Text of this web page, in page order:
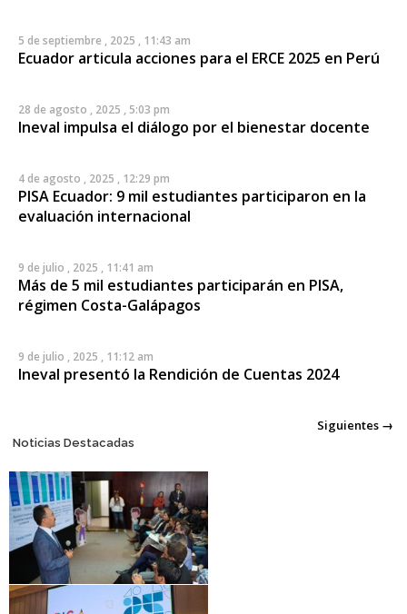
5 de septiembre , 2025 , 11:43 am
Ecuador articula acciones para el ERCE 2025 en Perú
28 de agosto , 2025 , 5:03 pm
Ineval impulsa el diálogo por el bienestar docente
4 de agosto , 2025 , 12:29 pm
PISA Ecuador: 9 mil estudiantes participaron en la
evaluación internacional
9 de julio , 2025 , 11:41 am
Más de 5 mil estudiantes participarán en PISA,
régimen Costa-Galápagos
9 de julio , 2025 , 11:12 am
Ineval presentó la Rendición de Cuentas 2024
Posts navigation Siguientes →
Noticias Destacadas